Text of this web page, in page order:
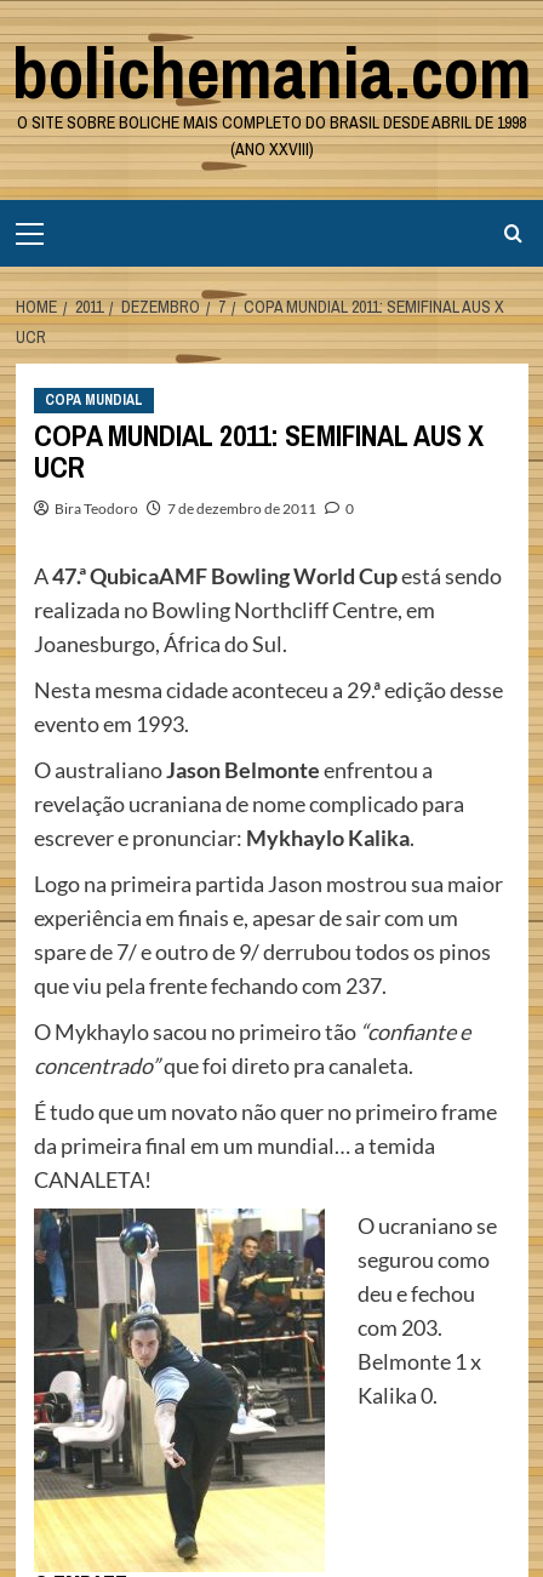
Skip
to
content
bolichemania.com
O SITE SOBRE BOLICHE MAIS COMPLETO DO BRASIL DESDE ABRIL DE 1998
(ANO XXVIII)
Menu
HOME 2011 DEZEMBRO 7
COPA MUNDIAL 2011: SEMIFINAL AUS X
UCR
COPA MUNDIAL
COPA MUNDIAL 2011: SEMIFINAL AUS X
UCR
Bira Teodoro 7 de dezembro de 2011 0
A47.ª QubicaAMF Bowling World Cupestá sendo
realizada no Bowling Northcliff Centre, em
Joanesburgo, África do Sul.
Nesta mesma cidade aconteceu a 29.ª edição desse
evento em 1993.
O australianoJason Belmonteenfrentou a
revelação ucraniana de nome complicado para
escrever e pronunciar: Mykhaylo Kalika.
Logo na primeira partida Jason mostrou sua maior
experiência em finais e, apesar de sair com um
spare de 7/ e outro de 9/ derrubou todos os pinos
que viu pela frente fechando com 237.
O Mykhaylo sacou no primeiro tão “confiante e
concentrado”que foi direto pra canaleta.
É tudo que um novato não quer no primeiro frame
da primeira final em um mundial… a temida
CANALETA!
O ucraniano se
segurou como
deu e fechou
com 203.
Belmonte 1 x
Kalika 0.